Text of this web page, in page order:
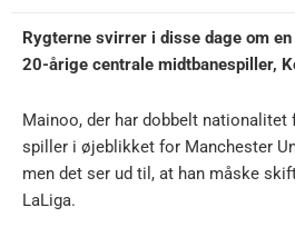
Rygterne svirrer i disse dage om
20-årige centrale midtbanespiller,
Mainoo, der har dobbelt nationalitet
spiller i øjeblikket for Manchester
men det ser ud til, at han måske
LaLiga.